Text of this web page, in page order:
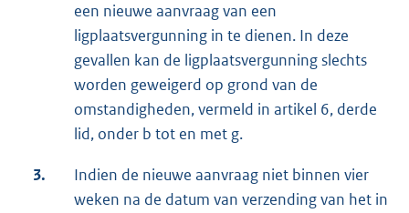
een nieuwe aanvraag van een
ligplaatsvergunning in te dienen. In deze
gevallen kan de ligplaatsvergunning slechts
worden geweigerd op grond van de
omstandigheden, vermeld in artikel 6, derde
lid, onder b tot en met g.
3.
Indien de nieuwe aanvraag niet binnen vier
weken na de datum van verzending van het in